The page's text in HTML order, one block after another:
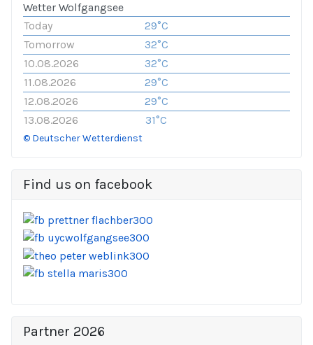
Wetter Wolfgangsee
Today
29°C
Tomorrow
32°C
10.08.2026
32°C
11.08.2026
29°C
12.08.2026
29°C
13.08.2026
31°C
© Deutscher Wetterdienst
Find us on facebook
Partner 2026